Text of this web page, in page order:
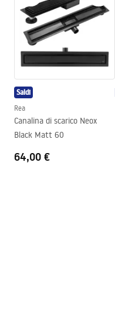
Dimensioni porta
La direzione della porta
Spessore del vetro
Altezza della porta doccia
Larghezza ingresso
Materiale dei profili
Materiale manico
Direzione di apertura
Rivestimento Easy Clean
Saldi
Rea
Canalina di scarico Neox
Black Matt 60
64,00 €